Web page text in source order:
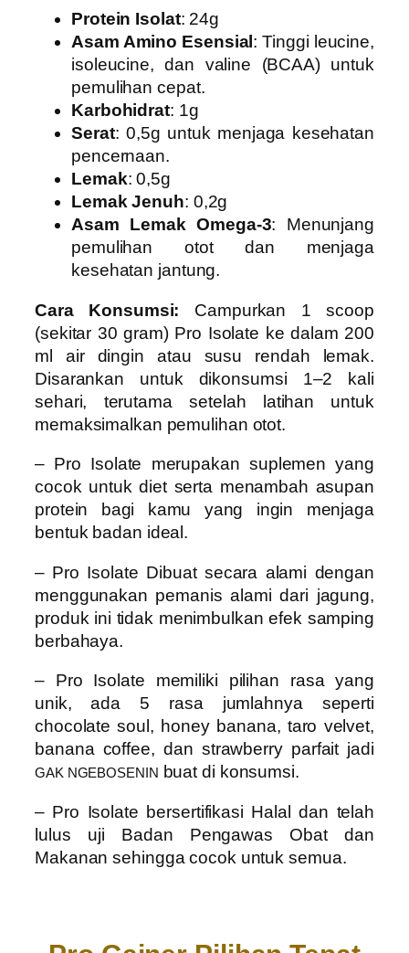
Protein Isolat: 24g
Asam Amino Esensial : Tinggi leucine,
isoleucine, dan valine (BCAA) untuk
pemulihan cepat.
Karbohidrat: 1g
Serat: 0,5g untuk menjaga kesehatan
pencernaan.
Lemak: 0,5g
Lemak Jenuh: 0,2g
Asam Lemak Omega-3: Menunjang
pemulihan otot dan menjaga
kesehatan jantung.
Cara Konsumsi: Campurkan 1 scoop
(sekitar 30 gram) Pro Isolate ke dalam 200
ml air dingin atau susu rendah lemak.
Disarankan untuk dikonsumsi 1–2 kali
sehari, terutama setelah latihan untuk
memaksimalkan pemulihan otot.
– Pro Isolate merupakan suplemen yang
cocok untuk diet serta menambah asupan
protein bagi kamu yang ingin menjaga
bentuk badan ideal.
– Pro Isolate Dibuat secara alami dengan
menggunakan pemanis alami dari jagung,
produk ini tidak menimbulkan efek samping
berbahaya.
– Pro Isolate memiliki pilihan rasa yang
unik, ada 5 rasa jumlahnya seperti
chocolate soul, honey banana, taro velvet,
banana coffee, dan strawberry parfait jadi
GAK NGEBOSENIN buat di konsumsi.
– Pro Isolate bersertifikasi Halal dan telah
lulus uji Badan Pengawas Obat dan
Makanan sehingga cocok untuk semua.